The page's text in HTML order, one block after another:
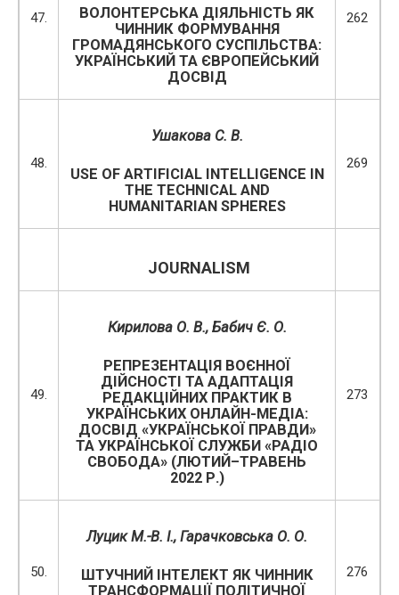
47.
ВОЛОНТЕРСЬКА ДІЯЛЬНІСТЬ ЯК
ЧИННИК ФОРМУВАННЯ
ГРОМАДЯНСЬКОГО СУСПІЛЬСТВА:
УКРАЇНСЬКИЙ ТА ЄВРОПЕЙСЬКИЙ
ДОСВІД
262
48.
Ушакова С. В.
USE OF ARTIFICIAL INTELLIGENCE IN
THE TECHNICAL AND
HUMANITARIAN SPHERES
269
JOURNALISM
49.
Кирилова О. В., Бабич Є. О.
РЕПРЕЗЕНТАЦІЯ ВОЄННОЇ
ДІЙСНОСТІ ТА АДАПТАЦІЯ
РЕДАКЦІЙНИХ ПРАКТИК В
УКРАЇНСЬКИХ ОНЛАЙН-МЕДІА:
ДОСВІД «УКРАЇНСЬКОЇ ПРАВДИ»
ТА УКРАЇНСЬКОЇ СЛУЖБИ «РАДІО
СВОБОДА» (ЛЮТИЙ–ТРАВЕНЬ
2022 Р.)
273
50.
Луцик М.-В. І., Гарачковська О. О.
ШТУЧНИЙ ІНТЕЛЕКТ ЯК ЧИННИК
ТРАНСФОРМАЦІЇ ПОЛІТИЧНОЇ
276